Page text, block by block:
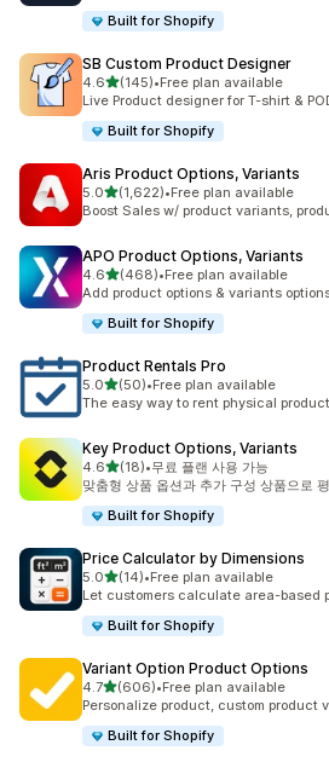
Built for Shopify
SB Custom Product Designer
4.6별 5개 중
(145)
총 리뷰 145개
•Free plan available
Live Product designer for T-shirt &
Built for Shopify
Aris Product Options, Variants
5.0별 5개 중
(1,622)
총 리뷰 1622개
•Free plan available
Boost Sales w/ product variants,
APO Product Options, Variants
4.6별 5개 중
(468)
총 리뷰 468개
•Free plan available
Add product options & variants
Built for Shopify
Product Rentals Pro
5.0별 5개 중
(50)
총 리뷰 50개
•Free plan available
The easy way to rent physical
Key Product Options, Variants
4.6별 5개 중
(18)
총 리뷰 18개
•무료 플랜 사용 가능
맞춤형 상품 옵션과 추가 구성 상품으로
Built for Shopify
Price Calculator by Dimensions
5.0별 5개 중
(14)
총 리뷰 14개
•Free plan available
Let customers calculate area-based
Built for Shopify
Variant Option Product Options
4.7별 5개 중
(606)
총 리뷰 606개
•Free plan available
Personalize product, custom product
Built for Shopify